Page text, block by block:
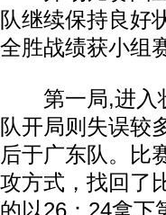
队继续保持良好
全胜战绩获小组
第一局,进入状
队开局则失误较
后于广东队。比
攻方式，找回了